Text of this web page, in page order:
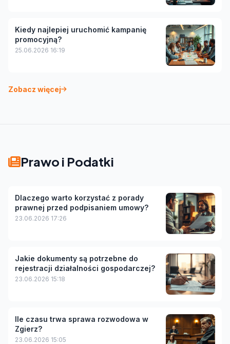
Kiedy najlepiej uruchomić kampanię
promocyjną?
25.06.2026 16:19
Zobacz więcej
Prawo i Podatki
Dlaczego warto korzystać z porady
prawnej przed podpisaniem umowy?
23.06.2026 17:26
Jakie dokumenty są potrzebne do
rejestracji działalności gospodarczej?
23.06.2026 15:18
Ile czasu trwa sprawa rozwodowa w
Zgierz?
23.06.2026 15:05